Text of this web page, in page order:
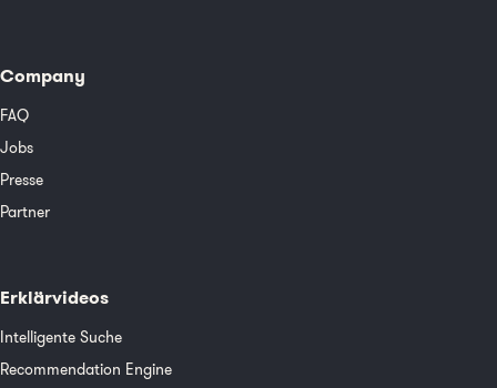
Company
FAQ
Jobs
Presse
Partner
Erklärvideos
Intelligente Suche
Recommendation Engine